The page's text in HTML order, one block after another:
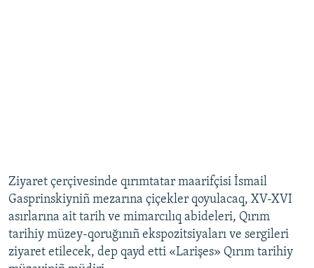
Ziyaret çerçivesinde qırımtatar maarifçisi İsmail
Gasprinskiyniñ mezarına çiçekler qoyulacaq, XV-XVI
asırlarına ait tarih ve mimarcılıq abideleri, Qırım
tarihiy müzey-qoruğınıñ ekspozitsiyaları ve sergileri
ziyaret etilecek, dep qayd etti «Larişes» Qırım tarihiy